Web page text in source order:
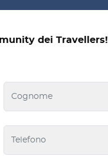
dei Travellers!